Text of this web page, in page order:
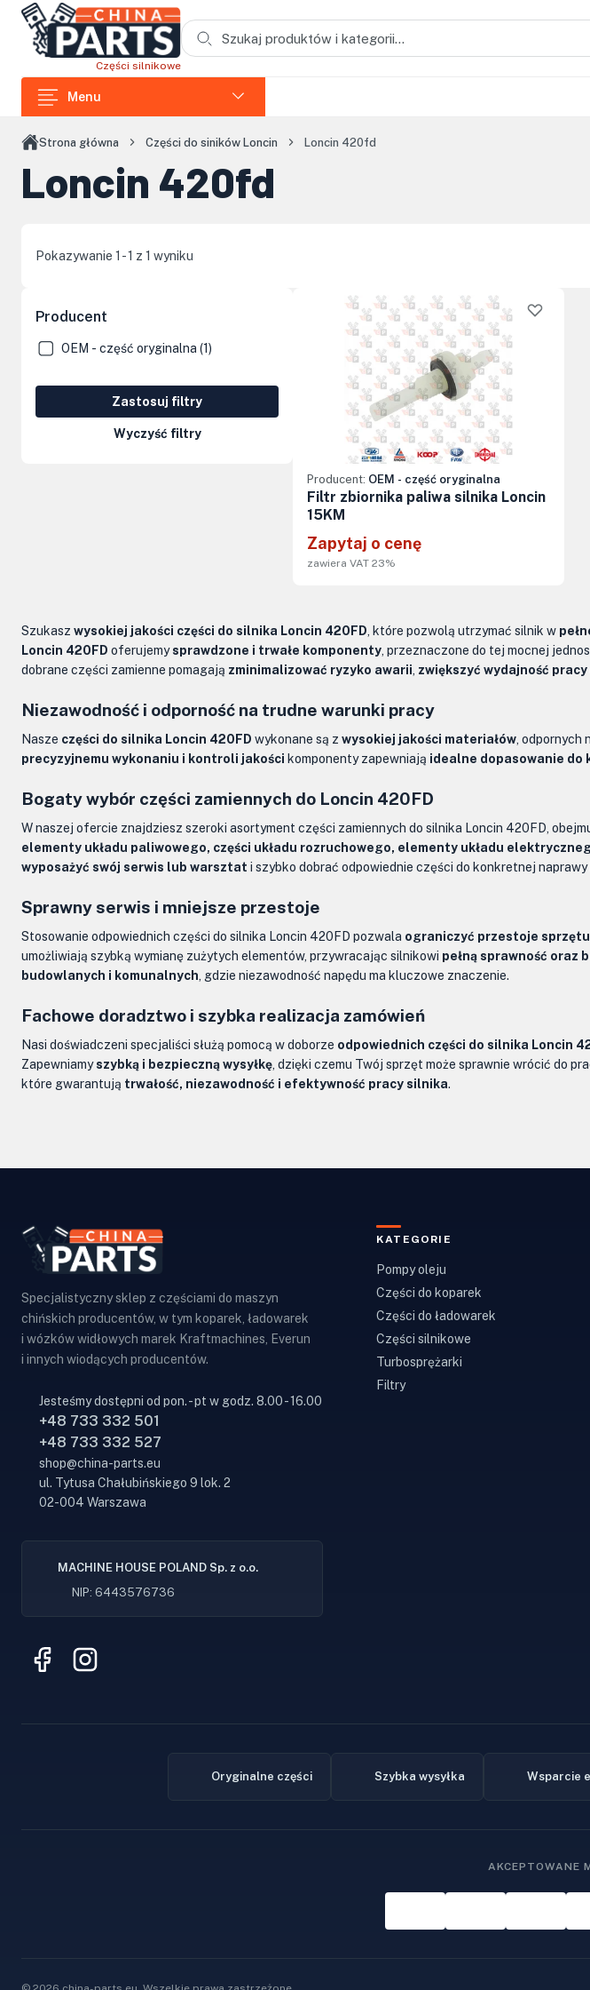
Przejdź do treści głównej
Części silnikowe
Menu
Części do ładowarek
Części do koparek
Części do zagęszczarek i skoczków
Części do siników Loncin
Elementy kabin
Kolumny kierownicze, orbitrole
Strona główna Części do siników Loncin Loncin 420fd
Loncin 420fd
Pokazywanie 1 - 1 z 1 wyniku
Producent
OEM - część oryginalna (1)
Zastosuj filtry
Wyczyść filtry
Producent: OEM - część oryginalna
Filtr zbiornika paliwa silnika Loncin
15KM
Zapytaj o cenę
zawiera VAT 23%
Szukasz wysokiej jakości części do silnika Loncin 420FD , które pozwolą utrzymać silnik w
Loncin 420FD oferujemysprawdzone i trwałe komponenty , przeznaczone do tej mocnej
dobrane części zamienne pomagają zminimalizować ryzyko awarii zwiększyć wydajność pracy
Niezawodność i odporność na trudne warunki pracy
Nasze części do silnika Loncin 420FD wykonane są z wysokiej jakości materiałów , odpornych
precyzyjnemu wykonaniu i kontroli jakości komponenty zapewniają idealne dopasowanie do
Bogaty wybór części zamiennych do Loncin 420FD
W naszej ofercie znajdziesz szeroki asortyment części zamiennych do silnika Loncin 420FD,
elementy układu paliwowego, części układu rozruchowego, elementy układu
wyposażyć swój serwis lub warsztat i szybko dobrać odpowiednie części do konkretnej
Sprawny serwis i mniejsze przestoje
Stosowanie odpowiednich części do silnika Loncin 420FD pozwala ograniczyć przestoje sprzętu
umożliwiają szybką wymianę zużytych elementów, przywracając silnikowi pełną sprawność oraz
budowlanych i komunalnych , gdzie niezawodność napędu ma kluczowe znaczenie.
Fachowe doradztwo i szybka realizacja zamówień
Nasi doświadczeni specjaliści służą pomocą w doborze odpowiednich części do silnika Loncin
Zapewniamyszybką i bezpieczną wysyłkę , dzięki czemu Twój sprzęt może sprawnie wrócić do
które gwarantują trwałość, niezawodność i efektywność pracy silnika.
Specjalistyczny sklep z częściami do maszyn
chińskich producentów, w tym koparek, ładowarek
i wózków widłowych marek Kraftmachines, Everun
i innych wiodących producentów.
Jesteśmy dostępni od pon. - pt w godz. 8.00 - 16.00
+48 733 332 501
+48 733 332 527
shop@china-parts.eu
ul. Tytusa Chałubińskiego 9 lok. 2
02-004 Warszawa
MACHINE HOUSE POLAND Sp. z o.o.
NIP: 6443576736
KATEGORIE
Pompy oleju
Części do koparek
Części do ładowarek
Części silnikowe
Turbosprężarki
Filtry
Oryginalne części Szybka wysyłka Wsparcie
AKCEPTOWANE